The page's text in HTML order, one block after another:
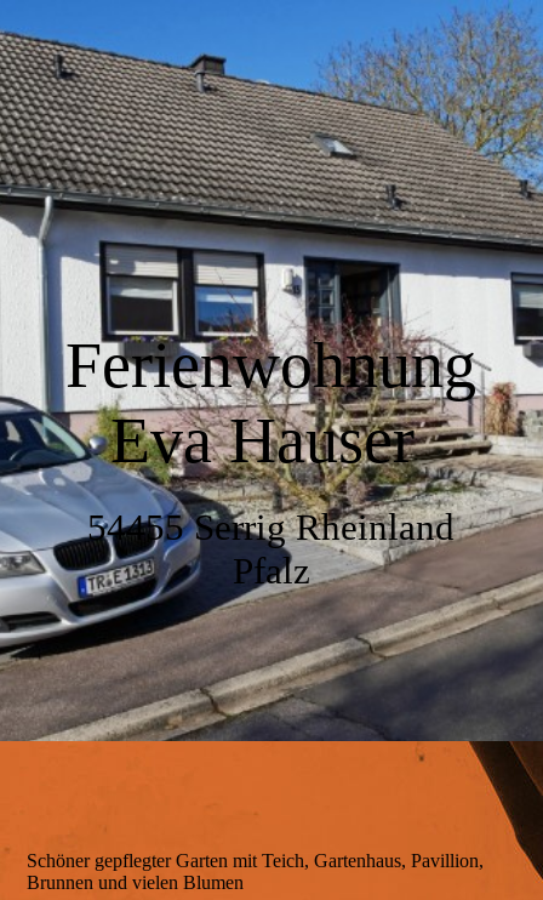
Ferienwohnung
Eva Hauser
54455 Serrig Rheinland
Pfalz
Schöner gepflegter Garten mit Teich, Gartenhaus, Pavillion,
Brunnen und vielen Blumen
Home
Wir über uns
Wohnen
Küche
Schlafen
Bad
Der Garten
Ausstattung